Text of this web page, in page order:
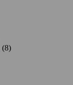
(8)